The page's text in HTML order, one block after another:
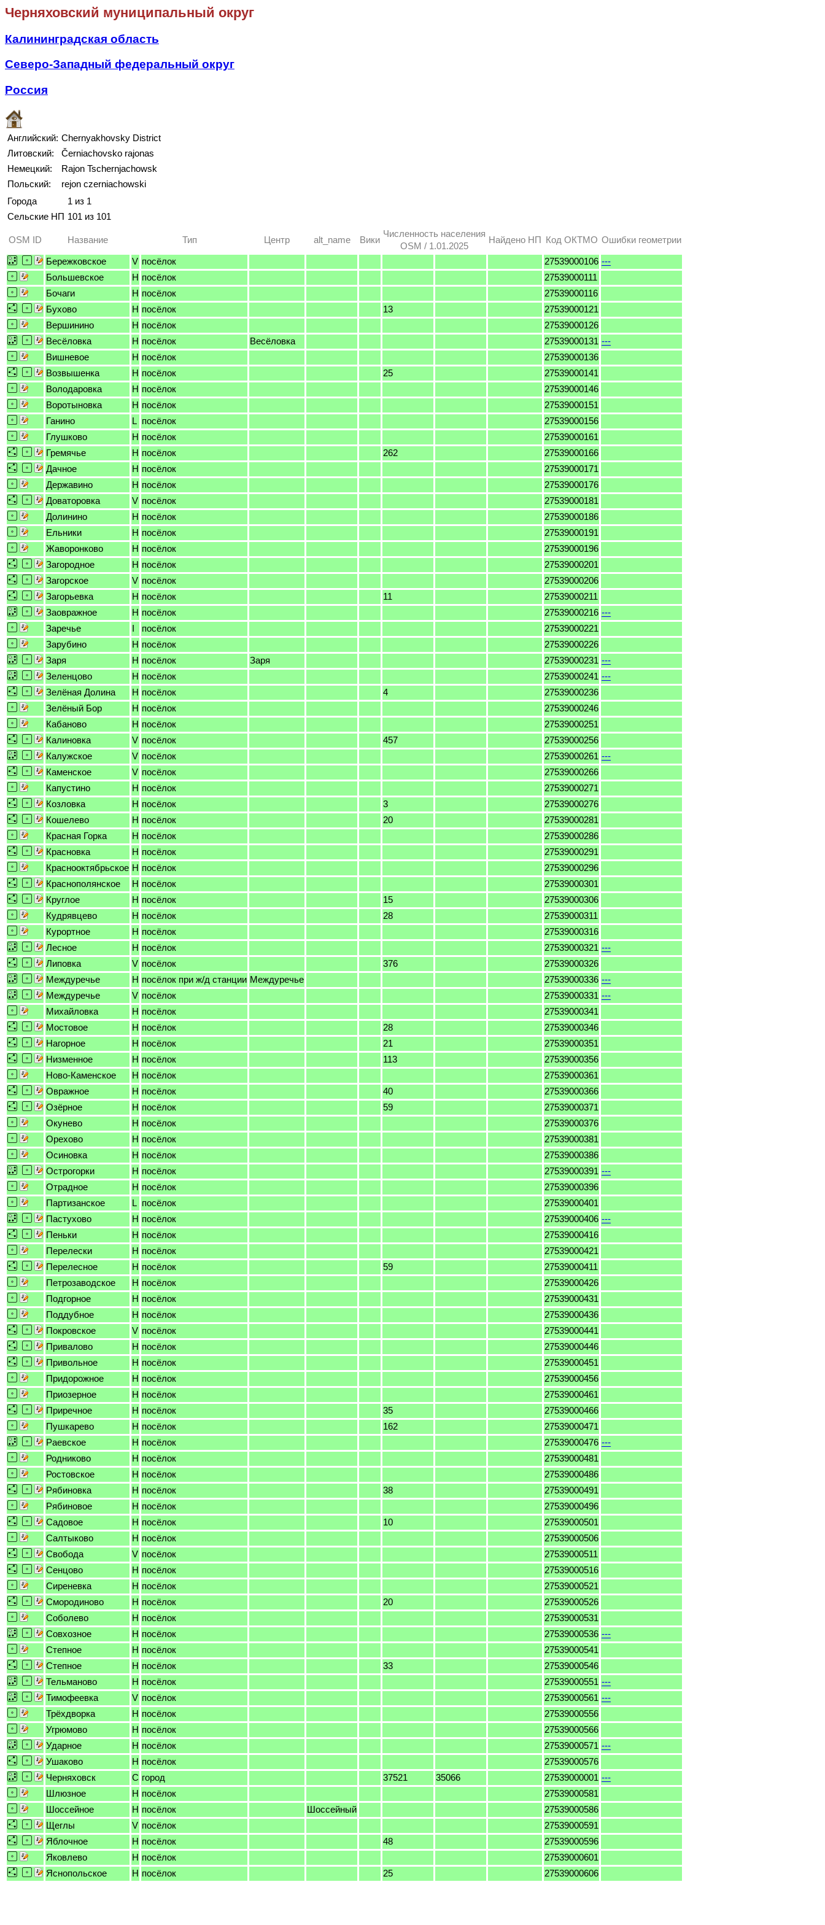
Черняховский муниципальный округ
Калининградская область
Северо-Западный федеральный округ
Россия
Английский: Chernyakhovsky District
Литовский:
Černiachovsko rajonas
Немецкий:
Rajon Tschernjachowsk
Польский:
rejon czerniachowski
Города
1 из 1
Сельские НП 101 из 101
OSM ID Название Тип Центр alt_name Вики
Численность населения
OSM / 1.01.2025
Найдено НП Код ОКТМО Ошибки геометрии
Бережковское V посёлок 27539000106 ---
Большевское
H посёлок
27539000111
Бочаги
H посёлок
27539000116
Бухово
H посёлок 13
27539000121
Вершинино
H посёлок
27539000126
Весёловка
H посёлок Весёловка 27539000131 ---
Вишневое
H посёлок
27539000136
Возвышенка
H посёлок 25
27539000141
Володаровка
H посёлок
27539000146
Воротыновка
H посёлок
27539000151
Ганино
L посёлок
27539000156
Глушково
H посёлок
27539000161
Гремячье
H посёлок 262
27539000166
Дачное
H посёлок
27539000171
Державино
H посёлок
27539000176
Доваторовка
V посёлок
27539000181
Долинино
H посёлок
27539000186
Ельники
H посёлок
27539000191
Жаворонково
H посёлок
27539000196
Загородное
H посёлок
27539000201
Загорское
V посёлок
27539000206
Загорьевка
H посёлок 11
27539000211
Заовражное
H посёлок 27539000216 ---
Заречье
I посёлок
27539000221
Зарубино
H посёлок
27539000226
Заря
H посёлок Заря 27539000231 ---
Зеленцово
H посёлок 27539000241 ---
Зелёная Долина
H посёлок 4
27539000236
Зелёный Бор
H посёлок
27539000246
Кабаново
H посёлок
27539000251
Калиновка
V посёлок 457
27539000256
Калужское
V посёлок 27539000261 ---
Каменское
V посёлок
27539000266
Капустино
H посёлок
27539000271
Козловка
H посёлок 3
27539000276
Кошелево
H посёлок 20
27539000281
Красная Горка
H посёлок
27539000286
Красновка
H посёлок
27539000291
Краснооктябрьское H посёлок
27539000296
Краснополянское
H посёлок
27539000301
Круглое
H посёлок 15
27539000306
Кудрявцево
H посёлок 28
27539000311
Курортное
H посёлок
27539000316
Лесное
H посёлок 27539000321 ---
Липовка
V посёлок 376
27539000326
Междуречье
H посёлок при ж/д станции Междуречье 27539000336 ---
Междуречье
V посёлок 27539000331 ---
Михайловка
H посёлок
27539000341
Мостовое
H посёлок 28
27539000346
Нагорное
H посёлок 21
27539000351
Низменное
H посёлок 113
27539000356
Ново-Каменское
H посёлок
27539000361
Овражное
H посёлок 40
27539000366
Озёрное
H посёлок 59
27539000371
Окунево
H посёлок
27539000376
Орехово
H посёлок
27539000381
Осиновка
H посёлок
27539000386
Острогорки
H посёлок 27539000391 ---
Отрадное
H посёлок
27539000396
Партизанское
L посёлок
27539000401
Пастухово
H посёлок 27539000406 ---
Пеньки
H посёлок
27539000416
Перелески
H посёлок
27539000421
Перелесное
H посёлок 59
27539000411
Петрозаводское
H посёлок
27539000426
Подгорное
H посёлок
27539000431
Поддубное
H посёлок
27539000436
Покровское
V посёлок
27539000441
Привалово
H посёлок
27539000446
Привольное
H посёлок
27539000451
Придорожное
H посёлок
27539000456
Приозерное
H посёлок
27539000461
Приречное
H посёлок 35
27539000466
Пушкарево
H посёлок 162
27539000471
Раевское
H посёлок 27539000476 ---
Родниково
H посёлок
27539000481
Ростовское
H посёлок
27539000486
Рябиновка
H посёлок 38
27539000491
Рябиновое
H посёлок
27539000496
Садовое
H посёлок 10
27539000501
Салтыково
H посёлок
27539000506
Свобода
V посёлок
27539000511
Сенцово
H посёлок
27539000516
Сиреневка
H посёлок
27539000521
Смородиново
H посёлок 20
27539000526
Соболево
H посёлок
27539000531
Совхозное
H посёлок 27539000536 ---
Степное
H посёлок
27539000541
Степное
H посёлок 33
27539000546
Тельманово
H посёлок 27539000551 ---
Тимофеевка
V посёлок 27539000561 ---
Трёхдворка
H посёлок
27539000556
Угрюмово
H посёлок
27539000566
Ударное
H посёлок 27539000571 ---
Ушаково
H посёлок
27539000576
Черняховск
C город 37521 35066 27539000001 ---
Шлюзное
H посёлок
27539000581
Шоссейное
H посёлок Шоссейный
27539000586
Щеглы
V посёлок
27539000591
Яблочное
H посёлок 48
27539000596
Яковлево
H посёлок
27539000601
Яснопольское
H посёлок 25 27539000606